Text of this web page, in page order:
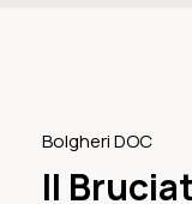
Bolgheri DOC
Il